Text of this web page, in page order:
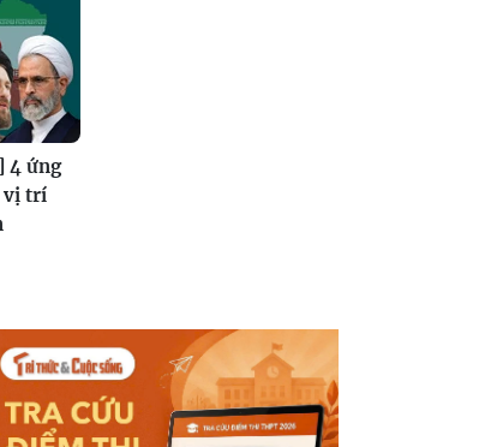
4 ứng
vị trí